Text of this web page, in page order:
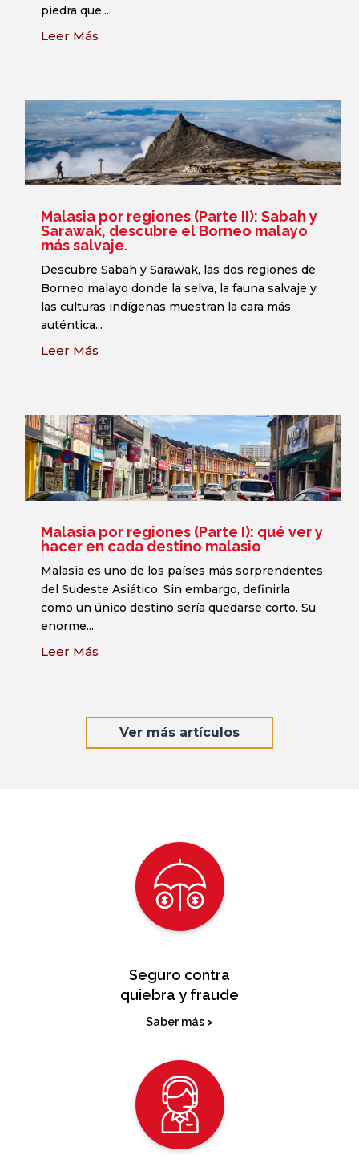
piedra que...
Leer Más
Malasia por regiones (Parte II): Sabah y
Sarawak, descubre el Borneo malayo
más salvaje.
Descubre Sabah y Sarawak, las dos regiones de
Borneo malayo donde la selva, la fauna salvaje y
las culturas indígenas muestran la cara más
auténtica...
Leer Más
Malasia por regiones (Parte I): qué ver y
hacer en cada destino malasio
Malasia es uno de los países más sorprendentes
del Sudeste Asiático. Sin embargo, definirla
como un único destino sería quedarse corto. Su
enorme...
Leer Más
Ver más artículos
Seguro contra
quiebra y fraude
Saber más >